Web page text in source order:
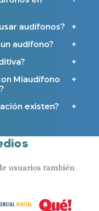
audífonos?
audífono?
Miaudífono
existen?
usuarios también